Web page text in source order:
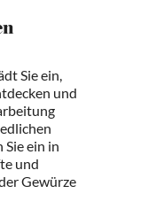
Sie ein,
und
Sie ein in
und
Gewürze